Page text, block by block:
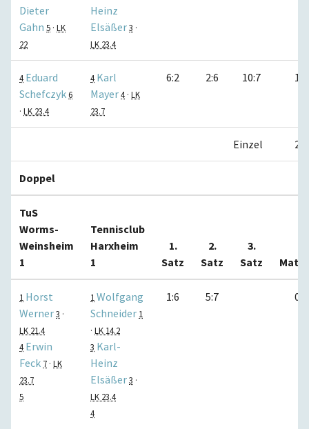
Dieter
Gahn 5 · LK
22
Heinz
Elsäßer3 ·
LK 23.4
4 Eduard
Schefczyk6
· LK 23.4
4 Karl
Mayer4 · LK
23.7
6:2 2:6 10:7 1:0
Einzel 2:2
Doppel
TuS
Worms-
Weinsheim
1
Tennisclub
Harxheim
1
1.
Satz
2.
Satz
3.
Satz
1 Horst
Werner3 ·
LK 21.4
4 Erwin
Feck 7 · LK
23.7
5
1 Wolfgang
Schneider 1
· LK 14.2
3 Karl-
Heinz
Elsäßer3 ·
LK 23.4
4
1:6 5:7 0:1